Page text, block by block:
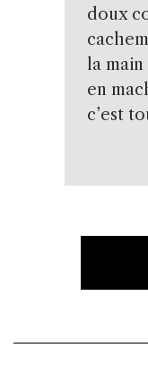
doux
la
en
c’est